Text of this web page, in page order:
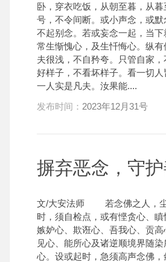
卧，穿衣吃饭，从朝至暮，从
号，不令间断。或小声念，或默
不起别念。若或妄念一起，当下
常生惭愧心，及生忏悔心。纵
夫很浅，不自矜夸。只管自家
好样子，不看坏样子。看一切
一人实是凡夫。汝果能....
发布时间： 2023年12月31号
摒弃恶念，守
文/大安法师 若念佛之人，尘
时，须自检点，或有悭贪心、瞋
嫉妒心、欺诳心、吾我心、贡
见心、能所心及诸逆顺境界随
心。设或起时，急须高声念佛